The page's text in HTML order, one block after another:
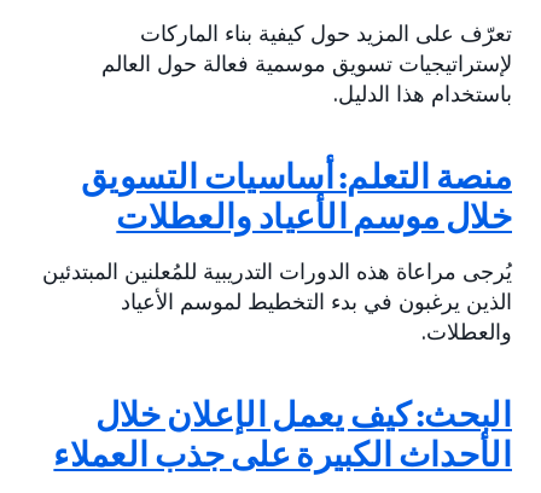
تعرّف على المزيد حول كيفية بناء الماركات
لإستراتيجيات تسويق موسمية فعالة حول العالم
باستخدام هذا الدليل.
منصة التعلم: أساسيات التسويق
خلال موسم الأعياد والعطلات
يُرجى مراعاة هذه الدورات التدريبية للمُعلنين المبتدئين
الذين يرغبون في بدء التخطيط لموسم الأعياد
والعطلات.
البحث: كيف يعمل الإعلان خلال
الأحداث الكبيرة على جذب العملاء